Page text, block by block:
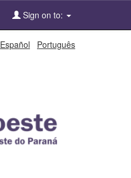
Sign on to:
Español Português